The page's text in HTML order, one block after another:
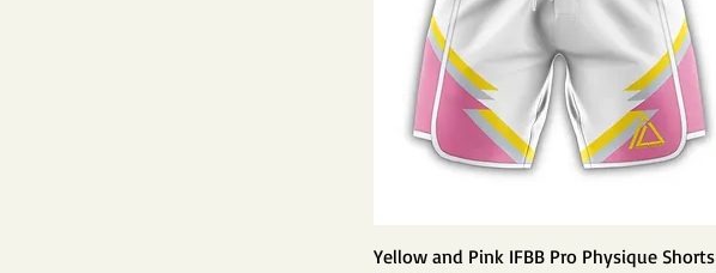
Yellow and Pink IFBB Pro Physique Shorts